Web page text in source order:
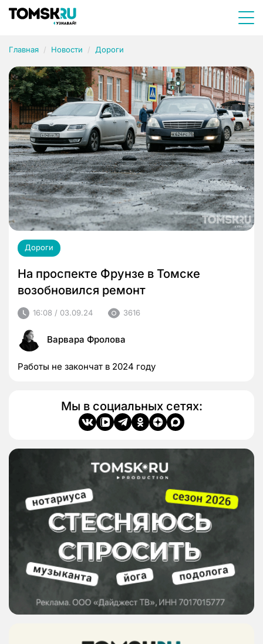
Главная Новости Дороги
Дороги
На проспекте Фрунзе в Томске
возобновился ремонт
16:08 / 03.09.24 3616
Варвара Фролова
Работы не закончат в 2024 году
Мы в социальных сетях: